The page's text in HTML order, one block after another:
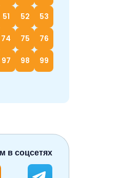
51 52 53
74 75 76
97 98 99
в соцсетях